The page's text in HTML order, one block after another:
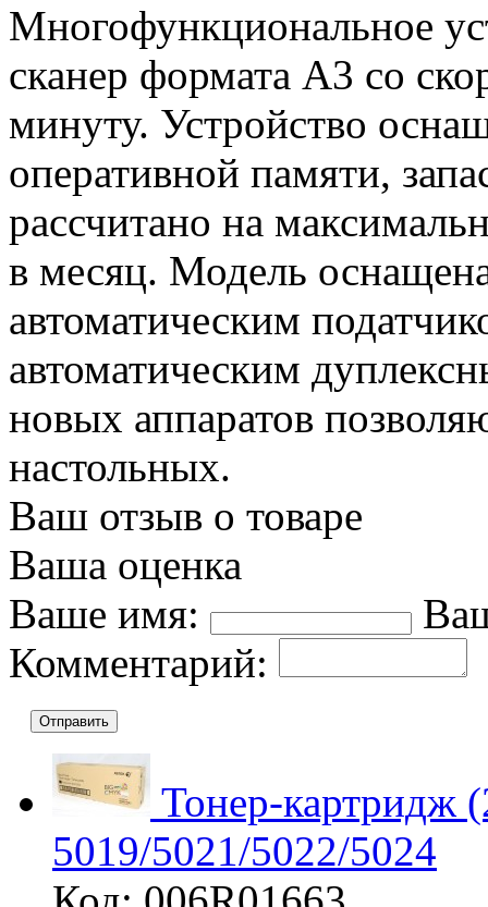
Многофункциональное
сканер формата А3 со
минуту. Устройство
оперативной памяти,
рассчитано на
в месяц. Модель
автоматическим
автоматическим
новых аппаратов
настольных.
Ваш отзыв о товаре
Ваша оценка
Ваше имя:
Комментарий:
Отправить
Тонер-картридж
5019/5021/5022/5024